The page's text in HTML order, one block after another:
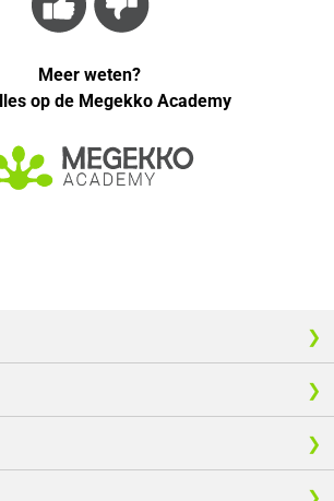
Meer weten?
op de Megekko Academy